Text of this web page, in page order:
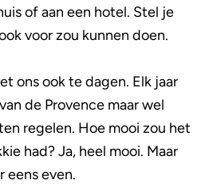
of aan een hotel. Stel je
voor zou kunnen doen.
ons ook te dagen. Elk jaar
de Provence maar wel
regelen. Hoe mooi zou het
had? Ja, heel mooi. Maar
eens even.